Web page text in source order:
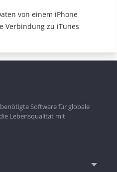
von einem iPhone
Verbindung zu iTunes
Software für globale
Lebensqualität mit